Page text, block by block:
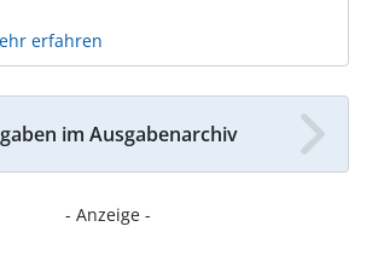
erfahren
im Ausgabenarchiv
- Anzeige -